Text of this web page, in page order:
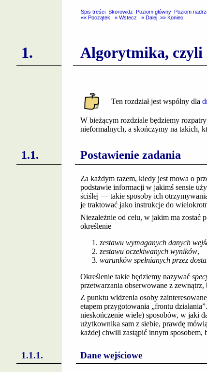
Spis treści Skorowidz Poziom główny Poziom
«« Początek
« Wstecz » Dalej »» Koniec
Algorytmika, czyli
Ten rozdział jest wspólny dla
W bieżącym rozdziale będziemy
nieformalnych, a skończymy na takich,
Postawienie zadania
Za każdym razem, kiedy jest mowa o
podstawie informacji w jakimś sensie
ściślej — takie sposoby ich
je traktować jako instrukcje do
Niezależnie od celu, w jakim ma zostać
określenie
zestawu wymaganych danych
zestawu oczekiwanych wyników,
warunków spełnianych przez
Określenie takie będziemy nazywać
przetwarzania obserwowane z zewnątrz,
Z punktu widzenia osoby
etapem przygotowania „frontu
nieskończenie wiele) sposobów, w jaki
użytkownika sam z siebie, prawdę
każdej chwili zastąpić innym sposobem,
Dane wejściowe